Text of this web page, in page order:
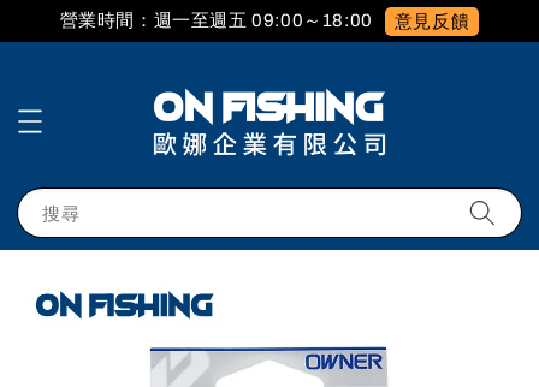
營業時間：週一至週五 09:00～18:00 意見反饋
搜尋